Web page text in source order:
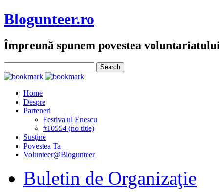
Blogunteer.ro
Împreună spunem povestea
Home
Despre
Parteneri
Festivalul Enescu
#10554 (no title)
Susţine
Povestea Ta
Volunteer@Blogunteer
Buletin de Organizaţie